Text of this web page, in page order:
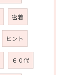
密着
ヒント
６０代